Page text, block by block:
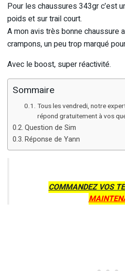
Pour les chaussures 343gr c’est
poids et sur trail court.
A mon avis très bonne chaussure
crampons, un peu trop marqué
Avec le boost, super réactivité.
Sommaire
Tous les vendredi, notre
répond gratuitement à vos
Question de Sim
Réponse de Yann
COMMANDEZ VOS